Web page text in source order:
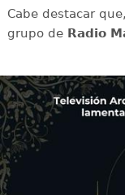
Cabe destacar
grupo de Radio